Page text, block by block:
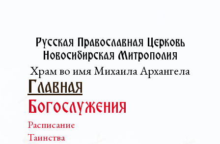
Русская Православная Церковь­
Новосибирская Митрополия
Храм во имя Михаила Архангела
Главная
Богослужения
Расписание
Таинства